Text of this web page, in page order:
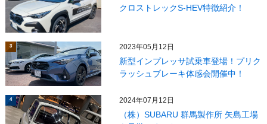
クロストレックS-HEV特徴紹介！
3 2023年05月12日
新型インプレッサ試乗車登場！プリク
ラッシュブレーキ体感会開催中！
4 2024年07月12日
（株）SUBARU 群馬製作所 矢島工場